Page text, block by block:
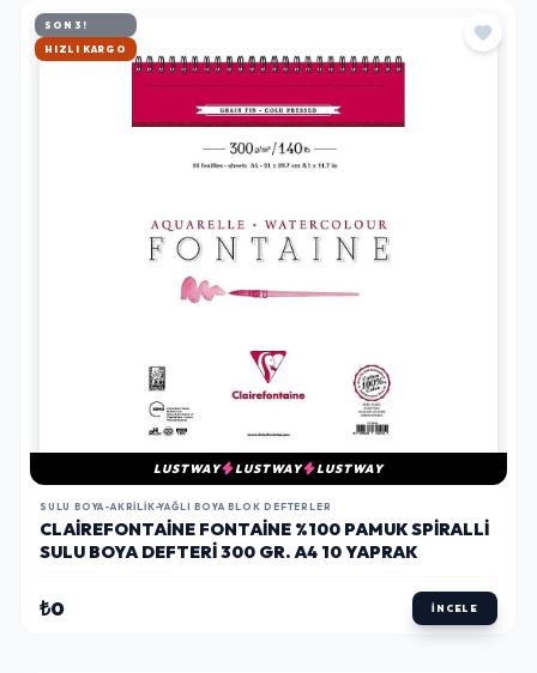
SON 3!
HIZLI KARGO
LUSTWAY LUSTWAY LUSTWAY
SULU BOYA-AKRILIK-YAĞLI BOYA BLOK DEFTERLER
CLAIREFONTAINE FONTAINE %100 PAMUK SPIRALLI
SULU BOYA DEFTERI 300 GR. A4 10 YAPRAK
₺0 İNCELE